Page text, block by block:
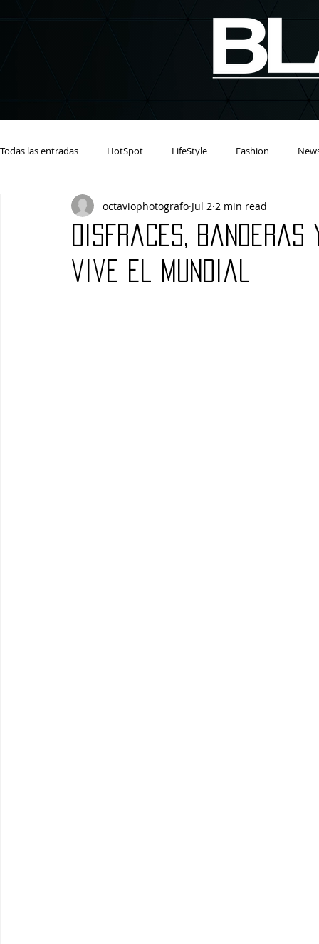
Todas las entradas HotSpot LifeStyle Fashion
Disfraces, banderas
vive el Mundial
octaviophotografo Jul 2 2 min read